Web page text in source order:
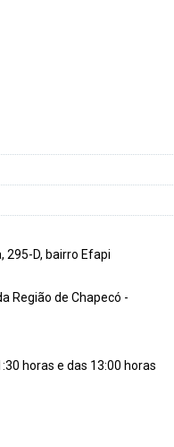
295-D, bairro Efapi
Região de Chapecó -
horas e das 13:00 horas